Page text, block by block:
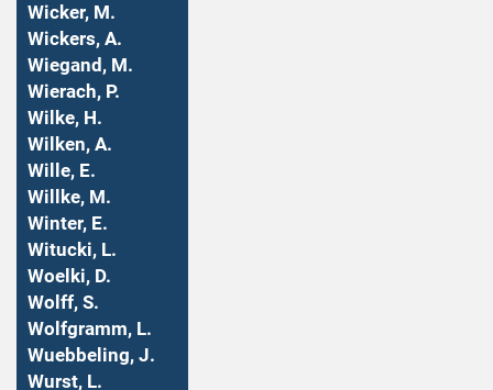
Wicker, M.
Wickers, A.
Wiegand, M.
Wierach, P.
Wilke, H.
Wilken, A.
Wille, E.
Willke, M.
Winter, E.
Witucki, L.
Woelki, D.
Wolff, S.
Wolfgramm, L.
Wuebbeling, J.
Wurst, L.